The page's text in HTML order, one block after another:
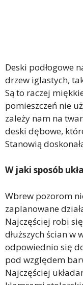
Deski podłogowe
drzew iglastych,
Są to raczej
pomieszczeń nie
zależy nam na
deski dębowe,
Stanowią
W jaki sposób ukł
Wbrew pozorom
zaplanowane
Najczęściej robi
dłuższych ścian w
odpowiednio się
pod względem
Najczęściej